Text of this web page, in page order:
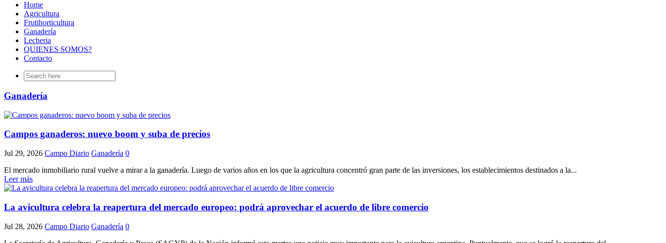
Home
Agricultura
Frutihorticultura
Ganadería
Lecheria
QUIENES SOMOS?
Contacto
Search
for:
Ganadería
Campos ganaderos: nuevo boom y suba de precios
Jul 29, 2026 Campo Diario Ganadería 0
El mercado inmobiliario rural vuelve a mirar a la ganadería. Luego de varios años en los que la agricultura concentró gran parte de las inversiones, los establecimientos destinados a la...
Leer más
La avicultura celebra la reapertura del mercado europeo: podrá aprovechar el acuerdo de libre comercio
Jul 28, 2026 Campo Diario Ganadería 0